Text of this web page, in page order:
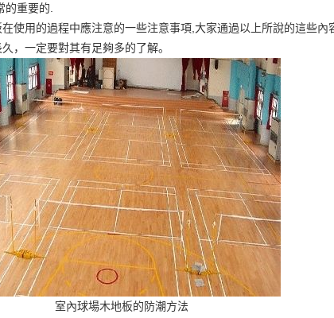
的重要的.
使用的過程中應注意的一些注意事項,大家通過以上所說的這些內
，一定要對其有足夠多的了解。
室內球場木地板的防潮方法